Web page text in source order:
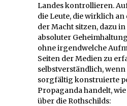
Landes kontrollieren.
die Leute, die wirklich
der Macht sitzen, dazu
absoluter
ohne irgendwelche
Seiten der Medien zu
selbstverständlich, wenn
sorgfältig konstruierte
Propaganda handelt,
über die Rothschilds: